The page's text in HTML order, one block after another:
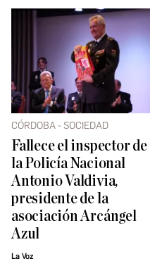
CÓRDOBA - SOCIEDAD
Fallece el inspector de
la Policía Nacional
Antonio Valdivia,
presidente de la
asociación Arcángel
Azul
La Voz